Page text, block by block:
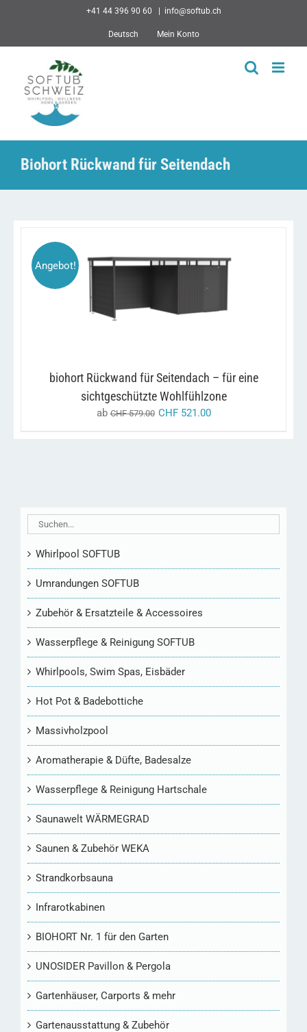
+41 44 396 90 60 info@softub.ch
Deutsch Mein Konto
Biohort Rückwand für Seitendach
Angebot!
DIESES
WEIST
OPTIONEN
KÖNNEN
AUF
DER
biohort Rückwand für Seitendach – für eine
sichtgeschützte Wohlfühlzone
abCHF579.00 CHF521.00
Whirlpool SOFTUB
Umrandungen SOFTUB
Zubehör & Ersatzteile & Accessoires
Wasserpflege & Reinigung SOFTUB
Whirlpools, Swim Spas, Eisbäder
Hot Pot & Badebottiche
Massivholzpool
Aromatherapie & Düfte, Badesalze
Wasserpflege & Reinigung Hartschale
Saunawelt WÄRMEGRAD
Saunen & Zubehör WEKA
Strandkorbsauna
Infrarotkabinen
BIOHORT Nr. 1 für den Garten
UNOSIDER Pavillon & Pergola
Gartenhäuser, Carports & mehr
Gartenausstattung & Zubehör